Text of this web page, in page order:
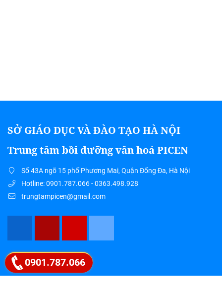
SỞ GIÁO DỤC VÀ ĐÀO TẠO HÀ NỘI
Trung tâm bồi dưỡng văn hoá PICEN
Số 43A ngõ 15 phố Phương Mai, Quận Đống Đa, Hà Nội
Hotline: 0901.787.066 - 0363.498.928
trungtampicen@gmail.com
Google map
0901.787.066